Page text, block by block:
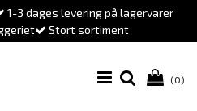
1-3 dages levering på lagervarer
Stort sortiment
(0)